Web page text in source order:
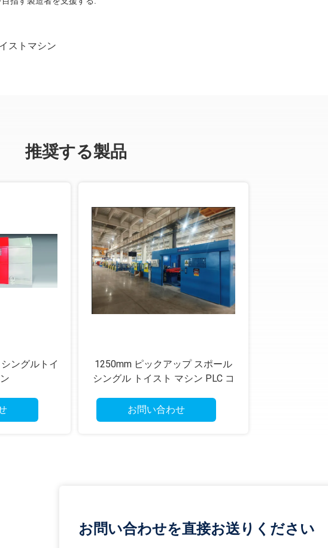
ストマシン
推奨する製品
ングルトイ
1250mm ピックアップ スポール
シングル トイスト マシン PLC コ
お問い合わせ
お問い合わせを直接お送りください